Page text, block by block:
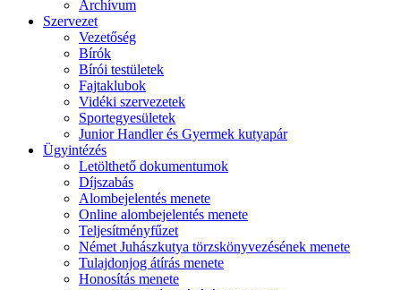
Archívum
Szervezet
Vezetőség
Bírók
Bírói testületek
Fajtaklubok
Vidéki szervezetek
Sportegyesületek
Junior Handler és Gyermek kutyapár
Ügyintézés
Letölthető dokumentumok
Díjszabás
Alombejelentés menete
Online alombejelentés menete
Teljesítményfűzet
Német Juhászkutya törzskönyvezésének menete
Tulajdonjog átírás menete
Honosítás menete